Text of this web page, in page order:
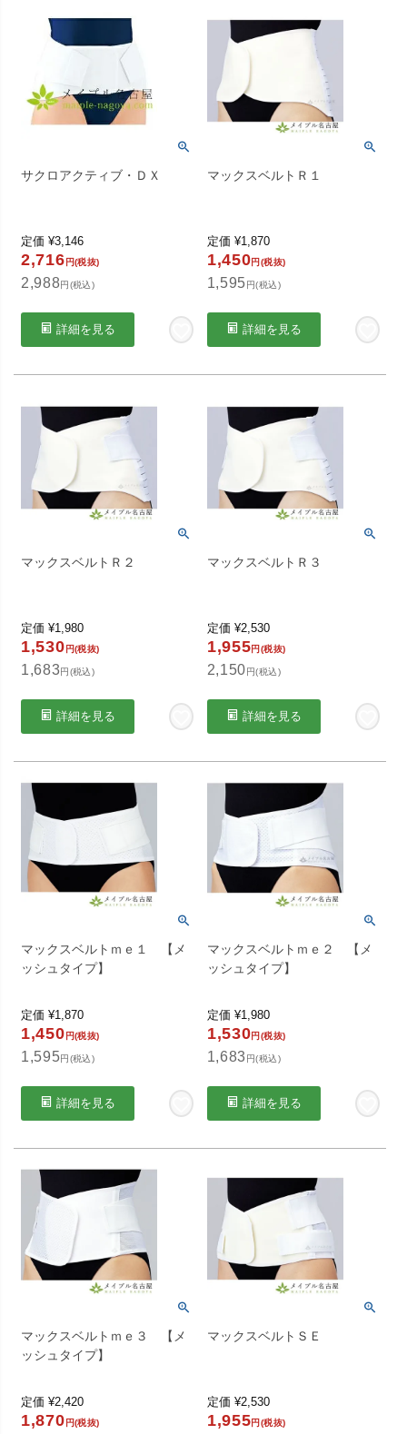
サクロアクティブ・ＤＸ
定価 ¥3,146
2,716 円(税抜)
2,988円(税込)
詳細を見る
マックスベルトＲ１
定価 ¥1,870
1,450円(税抜)
1,595円(税込)
詳細を見る
マックスベルトＲ２
定価 ¥1,980
1,530 円(税抜)
1,683円(税込)
詳細を見る
マックスベルトＲ３
定価 ¥2,530
1,955円(税抜)
2,150円(税込)
詳細を見る
マックスベルトｍｅ１ 【メ
ッシュタイプ】
定価 ¥1,870
1,450 円(税抜)
1,595円(税込)
詳細を見る
マックスベルトｍｅ２ 【メ
ッシュタイプ】
定価 ¥1,980
1,530円(税抜)
1,683円(税込)
詳細を見る
マックスベルトｍｅ３ 【メ
ッシュタイプ】
定価 ¥2,420
1,870 円(税抜)
マックスベルトＳＥ
定価 ¥2,530
1,955円(税抜)